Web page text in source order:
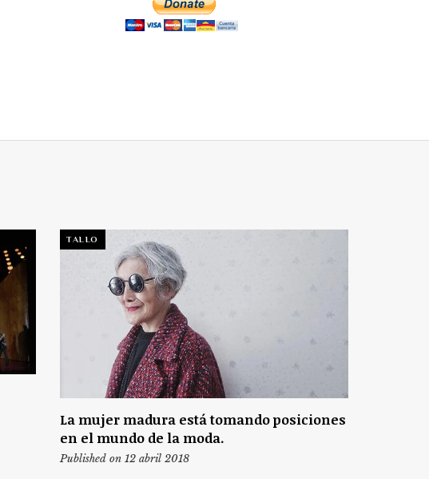
TALLO
La mujer madura está tomando posiciones
en el mundo de la moda.
Published on 12 abril 2018